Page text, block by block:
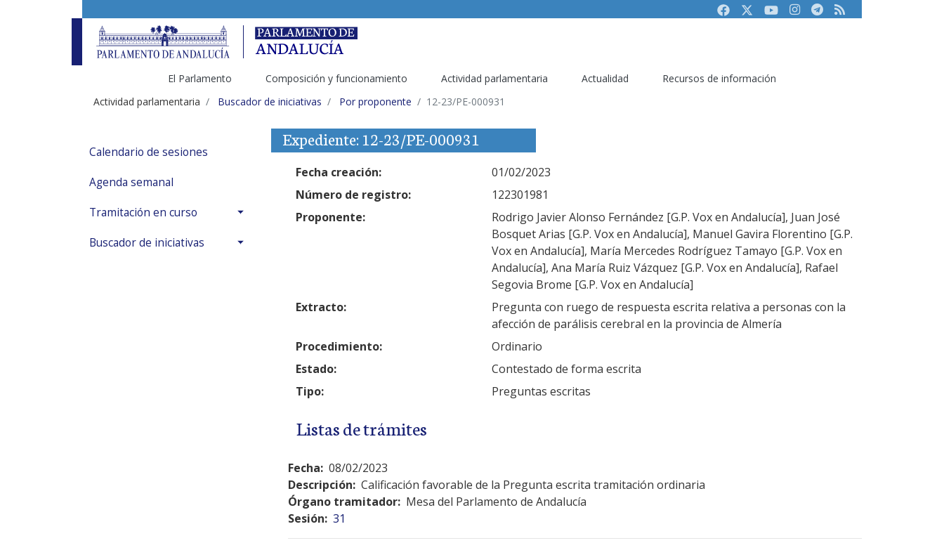
FacebookTwitterYoutubeInstagram
Telegram
RSS
El Parlamento Composición y funcionamiento Actividad parlamentaria Actualidad
Recursos de información
Actividad parlamentaria
Buscador de iniciativas Por proponente 12-23/PE-000931
Calendario de sesiones
Agenda semanal
Tramitación en curso
Buscador de iniciativas
Expediente: 12-23/PE-000931
Fecha creación:
01/02/2023
Número de registro:
122301981
Proponente:
Rodrigo Javier Alonso Fernández [G.P. Vox en Andalucía], Juan José
Bosquet Arias [G.P. Vox en Andalucía], Manuel Gavira Florentino [G.P.
Vox en Andalucía], María Mercedes Rodríguez Tamayo [G.P. Vox en
Andalucía], Ana María Ruiz Vázquez [G.P. Vox en Andalucía], Rafael
Segovia Brome [G.P. Vox en Andalucía]
Extracto:
Pregunta con ruego de respuesta escrita relativa a personas con la
afección de parálisis cerebral en la provincia de Almería
Procedimiento:
Ordinario
Estado:
Contestado de forma escrita
Tipo:
Preguntas escritas
Listas de trámites
Fecha: 08/02/2023
Descripción: Calificación favorable de la Pregunta escrita tramitación ordinaria
Órgano tramitador: Mesa del Parlamento de Andalucía
Sesión: 31